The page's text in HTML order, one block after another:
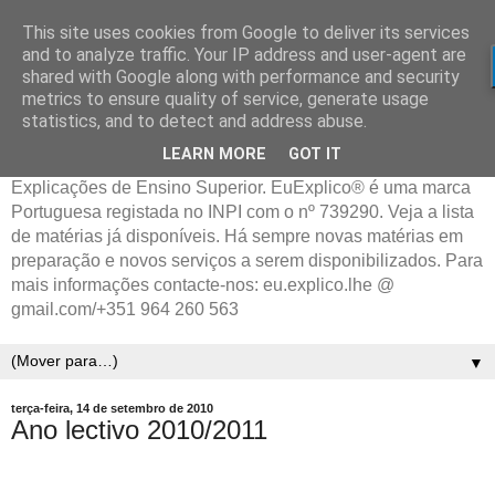
Explicações de Ensino Superior. EuExplico® é uma marca
Portuguesa registada no INPI com o nº 739290. Veja a lista
de matérias já disponíveis. Há sempre novas matérias em
preparação e novos serviços a serem disponibilizados. Para
mais informações contacte-nos: eu.explico.lhe @
gmail.com/+351 964 260 563
▼
terça-feira, 14 de setembro de 2010
Ano lectivo 2010/2011
This site uses cookies from Google to deliver its services
and to analyze traffic. Your IP address and user-agent are
shared with Google along with performance and security
metrics to ensure quality of service, generate usage
statistics, and to detect and address abuse.
LEARN MORE GOT IT